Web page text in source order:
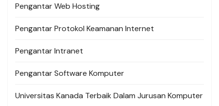
Pengantar Web Hosting
Pengantar Protokol Keamanan Internet
Pengantar Intranet
Pengantar Software Komputer
Universitas Kanada Terbaik Dalam Jurusan Komputer